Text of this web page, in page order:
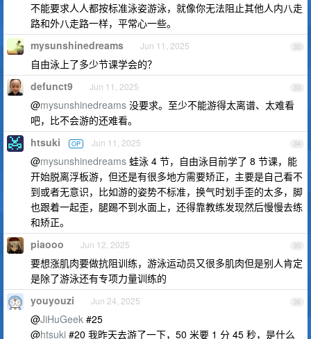
不能要求人人都按标准泳姿游泳，就像你无法阻止其他人内八走
路和外八走路一样，平常心一些。
32
mysunshinedreams Jun 11, 2025
自由泳上了多少节课学会的？
33
defunct9 Jun 11, 2025
@mysunshinedreams 没要求。至少不能游得太离谱、太难看
吧，比不会游的还难看。
34
htsuki OP Jun 11, 2025
@mysunshinedreams 蛙泳 4 节，自由泳目前学了 8 节课，能
开始脱离浮板游，但还是有很多地方需要矫正，主要是自己看不
到或者无意识，比如游的姿势不标准，换气时划手歪的太多，脚
也跟着一起歪，腿踢不到水面上，还得靠教练发现然后慢慢去练
和矫正。
35
piaooo Jun 12, 2025
要想涨肌肉要做抗阻训练，游泳运动员又很多肌肉但是别人肯定
是除了游泳还有专项力量训练的
36
youyouzi Jun 24, 2025
@JiHuGeek #25
@htsuki #20 我昨天去游了一下，50 米要 1 分 45 秒，是什么